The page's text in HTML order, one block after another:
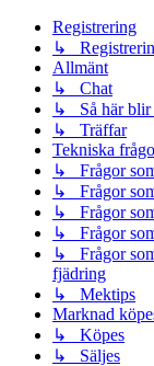
Registrering
↳
Allmänt
↳ Chat
↳ Så här blir
↳ Träffar
Tekniska
↳ Frågor
↳ Frågor
↳ Frågor
↳ Frågor
↳ Frågor
fjädring
↳ Mektips
Marknad
↳ Köpes
↳ Säljes